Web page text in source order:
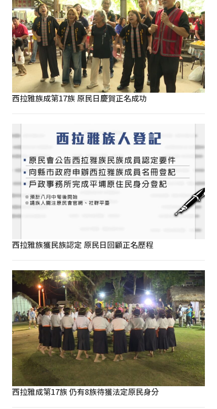
西拉雅族成第17族 原民日慶賀正名成功
西拉雅族獲民族認定 原民日回顧正名歷程
西拉雅成第17族 仍有8族待獲法定原民身分